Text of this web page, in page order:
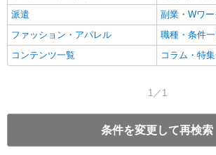
派遣
副業・Wワ
ファッション・アパレル
職種・条件
コンテンツ一覧
コラム・特
1／1
条件を変更して再検索